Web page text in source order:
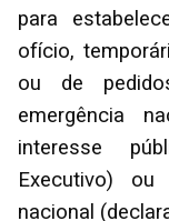
para
ofício,
ou de
emergência
interesse
Executivo)
nacional